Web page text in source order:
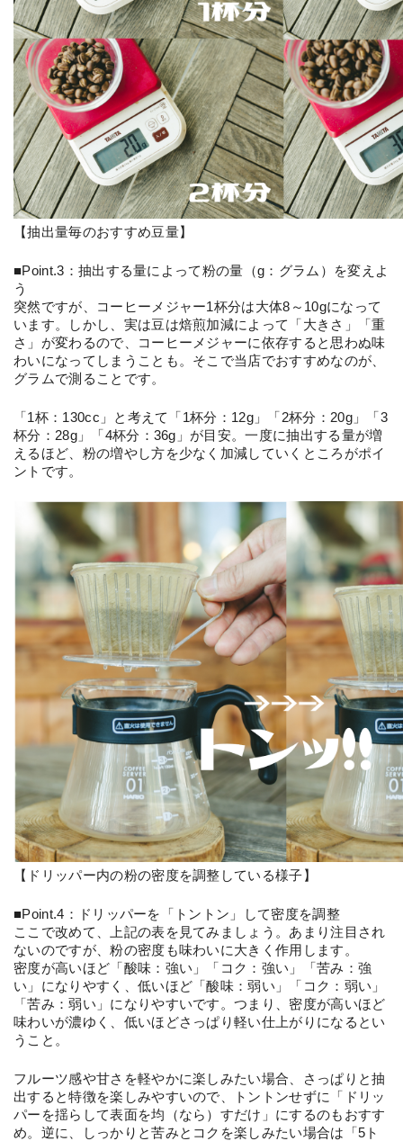
【抽出量毎のおすすめ豆量】
■Point.3：抽出する量によって粉の量（g：グラム）を変えよ
う
突然ですが、コーヒーメジャー1杯分は大体8～10gになって
います。しかし、実は豆は焙煎加減によって「大きさ」「重
さ」が変わるので、コーヒーメジャーに依存すると思わぬ味
わいになってしまうことも。そこで当店でおすすめなのが、
グラムで測ることです。
「1杯：130cc」と考えて「1杯分：12g」「2杯分：20g」「3
杯分：28g」「4杯分：36g」が目安。一度に抽出する量が増
えるほど、粉の増やし方を少なく加減していくところがポイ
ントです。
【ドリッパー内の粉の密度を調整している様子】
■Point.4：ドリッパーを「トントン」して密度を調整
ここで改めて、上記の表を見てみましょう。あまり注目され
ないのですが、粉の密度も味わいに大きく作用します。
密度が高いほど「酸味：強い」「コク：強い」「苦み：強
い」になりやすく、低いほど「酸味：弱い」「コク：弱い」
「苦み：弱い」になりやすいです。つまり、密度が高いほど
味わいが濃ゆく、低いほどさっぱり軽い仕上がりになるとい
うこと。
フルーツ感や甘さを軽やかに楽しみたい場合、さっぱりと抽
出すると特徴を楽しみやすいので、トントンせずに「ドリッ
パーを揺らして表面を均（なら）すだけ」にするのもおすす
め。逆に、しっかりと苦みとコクを楽しみたい場合は「5ト